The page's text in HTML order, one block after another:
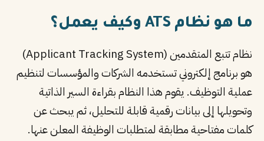
ما هو نظام ATS وكيف يعمل؟
نظام تتبع المتقدمين (Applicant Tracking System)
هو برنامج إلكتروني تستخدمه الشركات والمؤسسات لتنظيم
عملية التوظيف. يقوم هذا النظام بقراءة السير الذاتية
وتحويلها إلى بيانات رقمية قابلة للتحليل، ثم يبحث عن
كلمات مفتاحية مطابقة لمتطلبات الوظيفة المعلن عنها.